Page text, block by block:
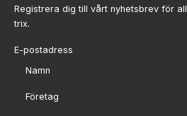
Registrera dig till vårt nyhetsbrev för
trix.
Sektion